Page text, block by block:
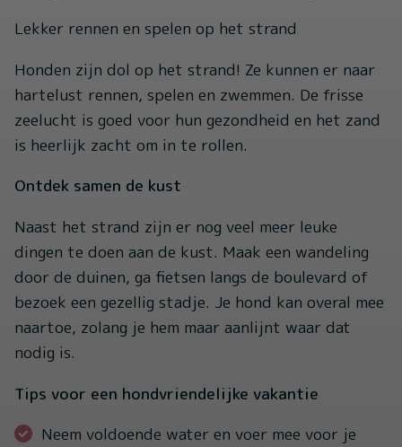
Lekker rennen en spelen op het strand
Honden zijn dol op het strand! Ze kunnen er naar
hartelust rennen, spelen en zwemmen. De frisse
zeelucht is goed voor hun gezondheid en het zand
is heerlijk zacht om in te rollen.
Ontdek samen de kust
Naast het strand zijn er nog veel meer leuke
dingen te doen aan de kust. Maak een wandeling
door de duinen, ga fietsen langs de boulevard of
bezoek een gezellig stadje. Je hond kan overal mee
naartoe, zolang je hem maar aanlijnt waar dat
nodig is.
Tips voor een hondvriendelijke vakantie
Neem voldoende water en voer mee voor je